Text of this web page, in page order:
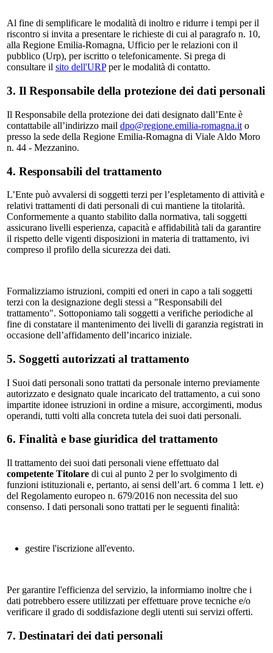
Al fine di semplificare le modalità di inoltro e ridurre i tempi per il
riscontro si invita a presentare le richieste di cui al paragrafo n. 10,
alla Regione Emilia-Romagna, Ufficio per le relazioni con il
pubblico (Urp), per iscritto o telefonicamente. Si prega di
consultare il sito dell'URPper le modalità di contatto.
3. Il Responsabile della protezione dei dati personali
Il Responsabile della protezione dei dati designato dall’Ente è
contattabile all’indirizzo mail dpo@regione.emilia-romagna.it o
presso la sede della Regione Emilia-Romagna di Viale Aldo Moro
n. 44 - Mezzanino.
4. Responsabili del trattamento
L’Ente può avvalersi di soggetti terzi per l’espletamento di attività e
relativi trattamenti di dati personali di cui mantiene la titolarità.
Conformemente a quanto stabilito dalla normativa, tali soggetti
assicurano livelli esperienza, capacità e affidabilità tali da garantire
il rispetto delle vigenti disposizioni in materia di trattamento, ivi
compreso il profilo della sicurezza dei dati.
Formalizziamo istruzioni, compiti ed oneri in capo a tali soggetti
terzi con la designazione degli stessi a "Responsabili del
trattamento". Sottoponiamo tali soggetti a verifiche periodiche al
fine di constatare il mantenimento dei livelli di garanzia registrati in
occasione dell’affidamento dell’incarico iniziale.
5. Soggetti autorizzati al trattamento
I Suoi dati personali sono trattati da personale interno previamente
autorizzato e designato quale incaricato del trattamento, a cui sono
impartite idonee istruzioni in ordine a misure, accorgimenti, modus
operandi, tutti volti alla concreta tutela dei suoi dati personali.
6. Finalità e base giuridica del trattamento
Il trattamento dei suoi dati personali viene effettuato dal
competente Titolare di cui al punto 2 per lo svolgimento di
funzioni istituzionali e, pertanto, ai sensi dell’art. 6 comma 1 lett. e)
del Regolamento europeo n. 679/2016 non necessita del suo
consenso. I dati personali sono trattati per le seguenti finalità:
gestire l'iscrizione all'evento.
Per garantire l'efficienza del servizio, la informiamo inoltre che i
dati potrebbero essere utilizzati per effettuare prove tecniche e/o
verificare il grado di soddisfazione degli utenti sui servizi offerti.
7. Destinatari dei dati personali